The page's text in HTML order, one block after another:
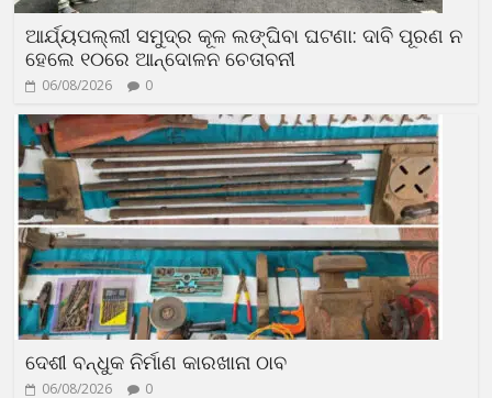
ଆର୍ଯ୍ୟପଲ୍ଲୀ ସମୁଦ୍ର କୂଳ ଲଙ୍ଘିବା ଘଟଣା: ଦାବି ପୂରଣ ନ
ହେଲେ ୧୦ରେ ଆନ୍ଦୋଳନ ଚେତାବନୀ
06/08/2026 0
ଦେଶୀ ବନ୍ଧୁକ ନିର୍ମାଣ କାରଖାନା ଠାବ
06/08/2026 0